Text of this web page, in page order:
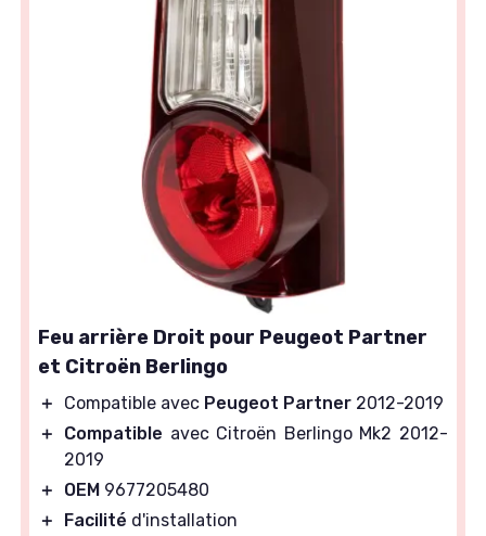
Feu arrière Droit pour Peugeot Partner
et Citroën Berlingo
＋ Compatible avec Peugeot Partner 2012-2019
＋
Compatible avec Citroën Berlingo Mk2 2012-
2019
＋
OEM 9677205480
＋
Facilité d'installation